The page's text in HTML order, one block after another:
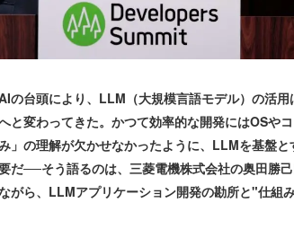
の台頭により、LLM（大規模言語モデル）の活用
と変わってきた。かつて効率的な開発にはOSや
」の理解が欠かせなかったように、LLMを基盤
だ──そう語るのは、三菱電機株式会社の奥田勝
がら、LLMアプリケーション開発の勘所と"仕組